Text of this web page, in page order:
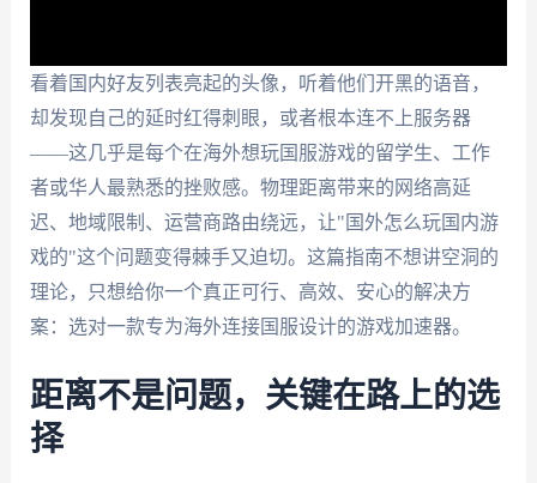
看着国内好友列表亮起的头像，听着他们开黑的语音，
却发现自己的延时红得刺眼，或者根本连不上服务器
——这几乎是每个在海外想玩国服游戏的留学生、工作
者或华人最熟悉的挫败感。物理距离带来的网络高延
迟、地域限制、运营商路由绕远，让"国外怎么玩国内游
戏的"这个问题变得棘手又迫切。这篇指南不想讲空洞的
理论，只想给你一个真正可行、高效、安心的解决方
案：选对一款专为海外连接国服设计的游戏加速器。
距离不是问题，关键在路上的选
择